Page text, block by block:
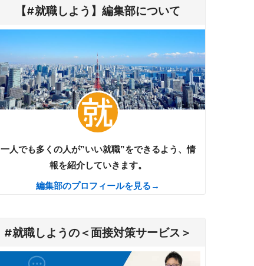
【#就職しよう】編集部について
一人でも多くの人が”いい就職”をできるよう、情
報を紹介していきます。
編集部のプロフィールを見る→
#就職しようの＜面接対策サービス＞